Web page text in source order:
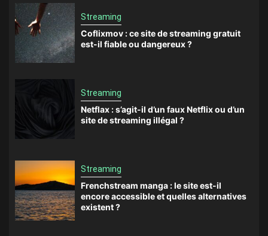
Streaming
Coflixmov : ce site de streaming gratuit
est-il fiable ou dangereux ?
Streaming
Netflax : s’agit-il d’un faux Netflix ou d’un
site de streaming illégal ?
Streaming
Frenchstream manga : le site est-il
encore accessible et quelles alternatives
existent ?